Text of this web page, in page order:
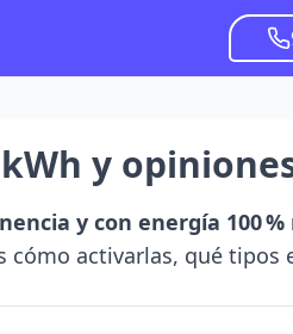
y
y con energía 100
activarlas, qué tipos